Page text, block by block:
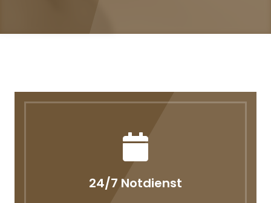
24/7 Notdienst